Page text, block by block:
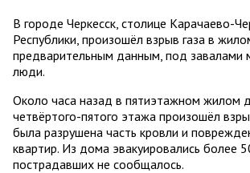
В городе Черкесск, столице Карачаево-
Республики, произошёл взрыв газа в
предварительным данным, под завалами
люди.
Около часа назад в пятиэтажном жилом
четвёртого-пятого этажа произошёл
была разрушена часть кровли и
квартир. Из дома эвакуировались более
пострадавших не сообщалось.